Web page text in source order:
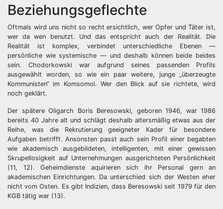
Beziehungsgeflechte
Oftmals wird uns nicht so recht ersichtlich, wer Opfer und Täter ist,
wer da wen benutzt. Und das entspricht auch der Realität. Die
Realität ist komplex, verbindet unterschiedliche Ebenen —
persönliche wie systemische — und deshalb können beide beides
sein. Chodorkowski war aufgrund seines passenden Profils
ausgewählt worden, so wie ein paar weitere, junge „überzeugte
Kommunisten“ im Komsomol. Wer den Blick auf sie richtete, wird
noch geklärt.
Der spätere Oligarch Boris Beresowski, geboren 1946, war 1986
bereits 40 Jahre alt und schlägt deshalb altersmäßig etwas aus der
Reihe, was die Rekrutierung geeigneter Kader für besondere
Aufgaben betrifft. Ansonsten passt auch sein Profil einer begabten
wie akademisch ausgebildeten, intelligenten, mit einer gewissen
Skrupellosigkeit auf Unternehmungen ausgerichteten Persönlichkeit
(11, 12). Geheimdienste aquirieren sich ihr Personal gern an
akademischen Einrichtungen. Da unterschied sich der Westen eher
nicht vom Osten. Es gibt Indizien, dass Beresowski seit 1979 für den
KGB tätig war (13).